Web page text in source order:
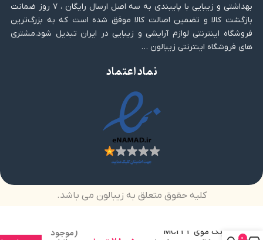
بهداشتی و زیبایی با پایبندی به سه اصل ارسال رایگان ، ۷ روز ضمانت
بازگشت کالا و تضمین اصالت کالا موفق شده است که به بزرگ‌ترین
فروشگاه اینترنتی لوازم آرایشی و زیبایی در ایران تبدیل شود.مشتری
های فروشگاه اینترنتی زیبالون …
نماد اعتماد
کلیه حقوق متعلق به زیبالون می باشد.
رنگ موی MC232
(موجود 0